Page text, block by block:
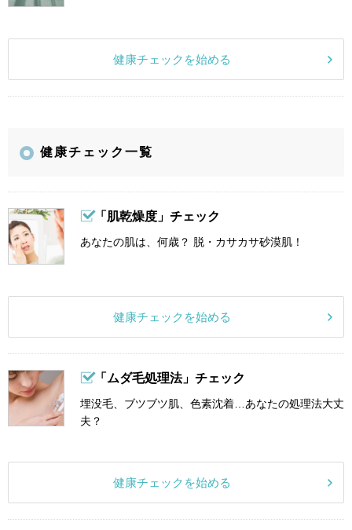
健康チェックを始める
健康チェック一覧
「肌乾燥度」チェック
あなたの肌は、何歳？ 脱・カサカサ砂漠肌！
健康チェックを始める
「ムダ毛処理法」チェック
埋没毛、ブツブツ肌、色素沈着…あなたの処理法大丈
夫？
健康チェックを始める